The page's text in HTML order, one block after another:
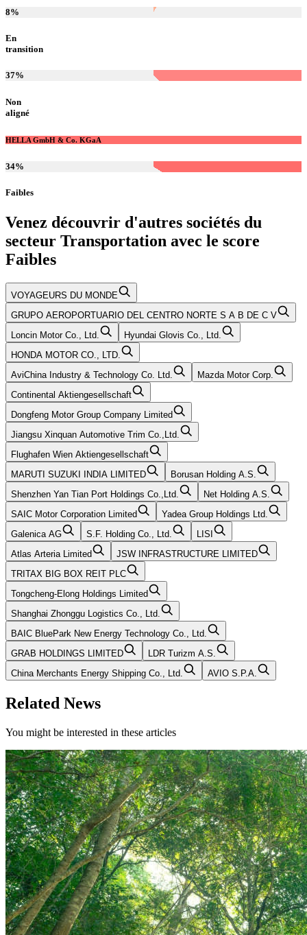
8%
En
transition
37%
Non
aligné
HELLA GmbH & Co. KGaA
34%
Faibles
Venez découvrir d'autres sociétés du
secteur Transportation avec le score
Faibles
VOYAGEURS DU MONDE
GRUPO AEROPORTUARIO DEL CENTRO NORTE S A B DE C V
Loncin Motor Co., Ltd.
Hyundai Glovis Co., Ltd.
HONDA MOTOR CO., LTD.
AviChina Industry & Technology Co. Ltd.
Mazda Motor Corp.
Continental Aktiengesellschaft
Dongfeng Motor Group Company Limited
Jiangsu Xinquan Automotive Trim Co.,Ltd.
Flughafen Wien Aktiengesellschaft
MARUTI SUZUKI INDIA LIMITED
Borusan Holding A.S.
Shenzhen Yan Tian Port Holdings Co.,Ltd.
Net Holding A.S.
SAIC Motor Corporation Limited
Yadea Group Holdings Ltd.
Galenica AG
S.F. Holding Co., Ltd.
LISI
Atlas Arteria Limited
JSW INFRASTRUCTURE LIMITED
TRITAX BIG BOX REIT PLC
Tongcheng-Elong Holdings Limited
Shanghai Zhonggu Logistics Co., Ltd.
BAIC BluePark New Energy Technology Co., Ltd.
GRAB HOLDINGS LIMITED
LDR Turizm A.S.
China Merchants Energy Shipping Co., Ltd.
AVIO S.P.A.
Related News
You might be interested in these articles